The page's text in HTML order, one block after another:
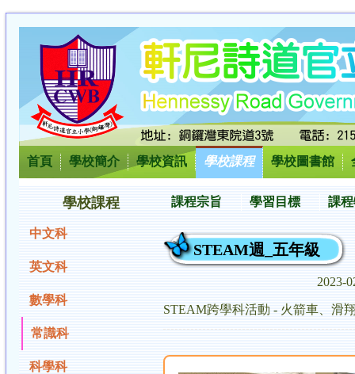
首頁 學校簡介 學校資訊 學校課程 學校圖書館
學校課程
中文科
英文科
數學科
常識科
科學科
課程宗旨 學習目標 課
STEAM週_五年級
2023-
STEAM跨學科活動 - 火箭車、滑